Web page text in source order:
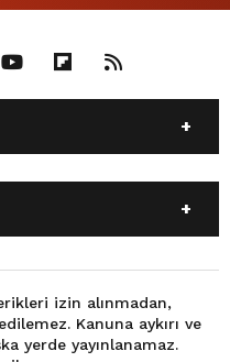
SAYFA
KÜLTÜR SANAT
EĞİTİM
EKONOMİ
SAYFA
izin alınmadan,
Kanuna aykırı ve
yerde yayınlanamaz.